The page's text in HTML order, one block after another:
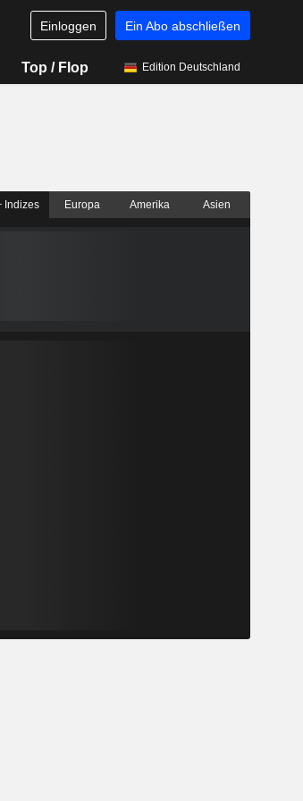
Einloggen Ein Abo abschließen
Top / Flop Edition Deutschland
Indizes Europa Amerika Asien